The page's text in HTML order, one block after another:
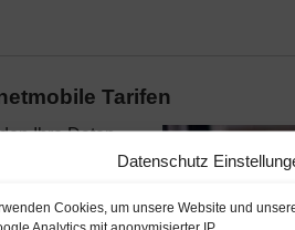
Datenschutz
Cookies, um unsere Website und
Tarifen
Ihre Daten
Beantwortung
Nutzen Sie
ohne über die